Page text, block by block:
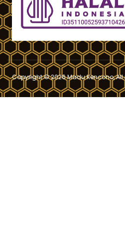
Copyright © 2026 Madu Kencono, All